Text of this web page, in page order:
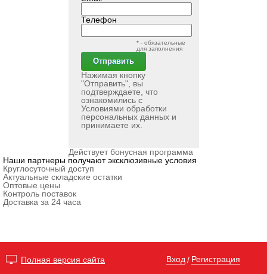
Телефон
* - обязательные
для заполнения
Нажимая кнопку
"Отправить", вы
подтверждаете, что
ознакомились с
Условиями обработки
персональных данныхи
принимаете их.
Действует бонусная программа
Наши партнеры получают эксклюзивные условия
Круглосуточный доступ
Актуальные складские остатки
Оптовые цены
Контроль поставок
Доставка за 24 часа
Полная версия сайта Вход / Регистрация